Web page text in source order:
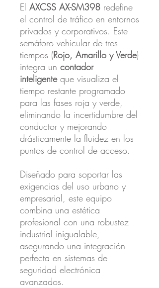
El AXCSS AX-SM398 redefine
el control de tráfico en entornos
privados y corporativos. Este
semáforo vehicular de tres
tiempos (Rojo, Amarillo y Verde)
integra un contador
inteligenteque visualiza el
tiempo restante programado
para las fases roja y verde,
eliminando la incertidumbre del
conductor y mejorando
drásticamente la fluidez en los
puntos de control de acceso.
Diseñado para soportar las
exigencias del uso urbano y
empresarial, este equipo
combina una estética
profesional con una robustez
industrial inigualable,
asegurando una integración
perfecta en sistemas de
seguridad electrónica
avanzados.